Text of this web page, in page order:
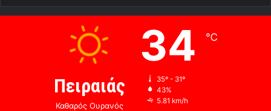
Πειραιάς
Καθαρός Ουρανός
34 ℃
35º - 31º
43%
5.81 km/h